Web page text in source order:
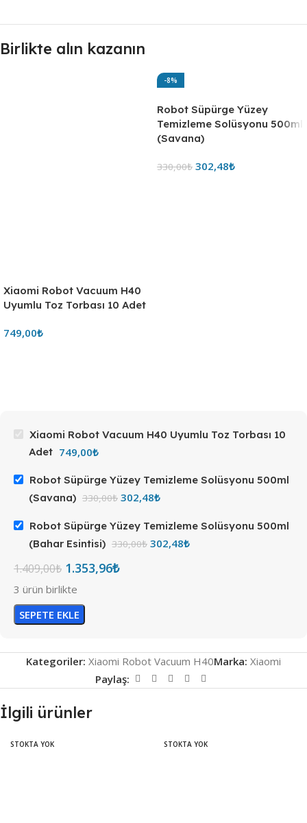
Birlikte alın kazanın
Xiaomi Robot Vacuum H40
Uyumlu Toz Torbası 10 Adet
749,00₺
-8%
Robot Süpürge Yüzey
Temizleme Solüsyonu 500ml
(Savana)
330,00₺ 302,48₺
Xiaomi Robot Vacuum H40 Uyumlu Toz Torbası 10
Adet 749,00₺
Robot Süpürge Yüzey Temizleme Solüsyonu 500ml
(Savana) 330,00₺ 302,48₺
Robot Süpürge Yüzey Temizleme Solüsyonu 500ml
(Bahar Esintisi) 330,00₺ 302,48₺
1.409,00₺ 1.353,96₺
3 ürün birlikte
SEPETE EKLE
Kategoriler: Xiaomi Robot Vacuum H40Marka: Xiaomi
Paylaş:
İlgili ürünler
STOKTA YOK STOKTA YOK